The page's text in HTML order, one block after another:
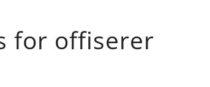
for offiserer